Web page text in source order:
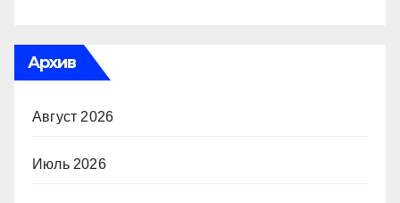
Архив
Август 2026
Июль 2026